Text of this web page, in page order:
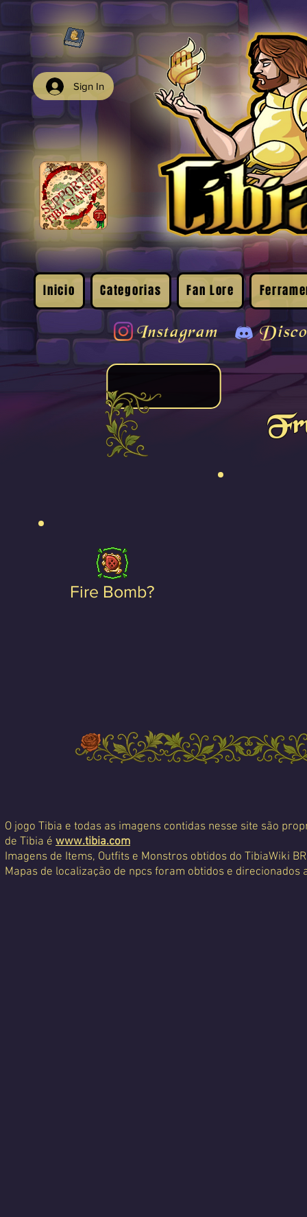
Sign In
Inicio Categorias Fan Lore
Instagram
Fire Bomb?
O jogo Tibia e todas as imagens contidas nesse site são
de Tibia é www.tibia.com
Imagens de Items, Outfits e Monstros obtidos do TibiaWiki
Mapas de localização de npcs foram obtidos e direcionados